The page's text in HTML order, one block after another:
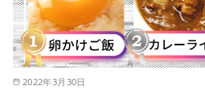
2022年3月30日